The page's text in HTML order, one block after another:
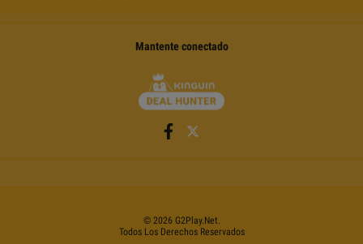
Mantente conectado
© 2026 G2Play.net.
Todos Los Derechos Reservados